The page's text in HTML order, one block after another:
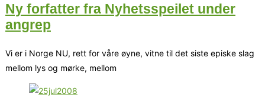
Ny forfatter fra Nyhetsspeilet under
angrep
Vi er i Norge NU, rett for våre øyne, vitne til det siste episke slag
mellom lys og mørke, mellom